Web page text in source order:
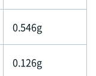
0.546g
0.126g